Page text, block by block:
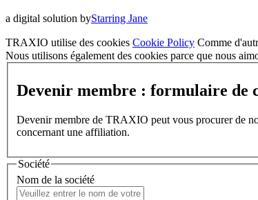
a digital solution byStarring Jane
TRAXIO utilise des cookies Cookie Policy Comme
Nous utilisons également des cookies parce que nous
Devenir membre : formulaire de
Devenir membre de TRAXIO peut vous procurer de
concernant une affiliation.
Société
Nom de la société